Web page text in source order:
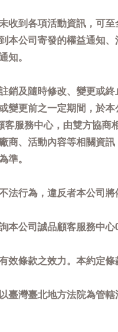
收到各項活動資訊，可
本公司寄發的權益通知
知。
銷及隨時修改、變更或
變更前之一定期間，於
服務中心，由雙方協
商、活動內容等相關資
準。
行為，違反者本公司將
公司誠品顧客服務中心
條款之效力。本約定
臺灣臺北地方法院為管轄